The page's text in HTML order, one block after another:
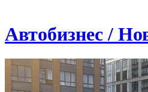
Автобизнес /